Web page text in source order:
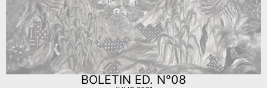
BOLETIN ED. N°08